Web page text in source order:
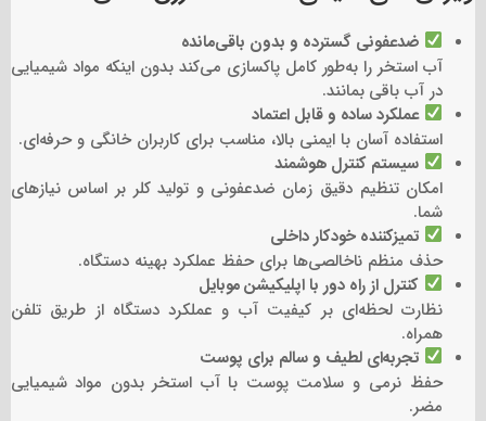
ضدعفونی گسترده و بدون باقی‌مانده
آب استخر را به‌طور کامل پاکسازی می‌کند بدون اینکه مواد شیمیایی
در آب باقی بمانند.
عملکرد ساده و قابل اعتماد
استفاده آسان با ایمنی بالا، مناسب برای کاربران خانگی و حرفه‌ای.
سیستم کنترل هوشمند
امکان تنظیم دقیق زمان ضدعفونی و تولید کلر بر اساس نیازهای
شما.
تمیزکننده خودکار داخلی
حذف منظم ناخالصی‌ها برای حفظ عملکرد بهینه دستگاه.
کنترل از راه دور با اپلیکیشن موبایل
نظارت لحظه‌ای بر کیفیت آب و عملکرد دستگاه از طریق تلفن
همراه.
تجربه‌ای لطیف و سالم برای پوست
حفظ نرمی و سلامت پوست با آب استخر بدون مواد شیمیایی
مضر.